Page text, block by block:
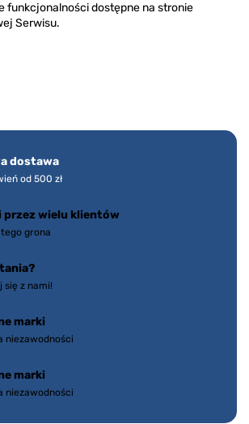
funkcjonalności dostępne na stronie
Serwisu.
dostawa
od 500 zł
przez wielu klientów
tego grona
się z nami!
marki
niezawodności
marki
niezawodności